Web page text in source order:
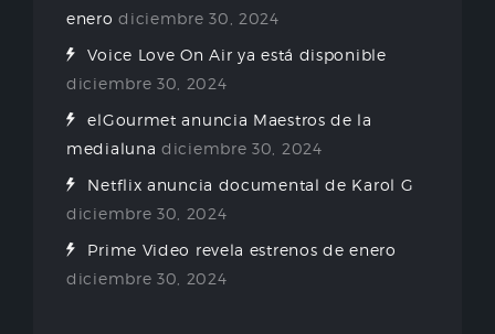
enero diciembre 30, 2024
Voice Love On Air ya está disponible
diciembre 30, 2024
elGourmet anuncia Maestros de la
medialuna diciembre 30, 2024
Netflix anuncia documental de Karol G
diciembre 30, 2024
Prime Video revela estrenos de enero
diciembre 30, 2024